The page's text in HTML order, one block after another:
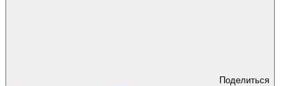
Поделиться